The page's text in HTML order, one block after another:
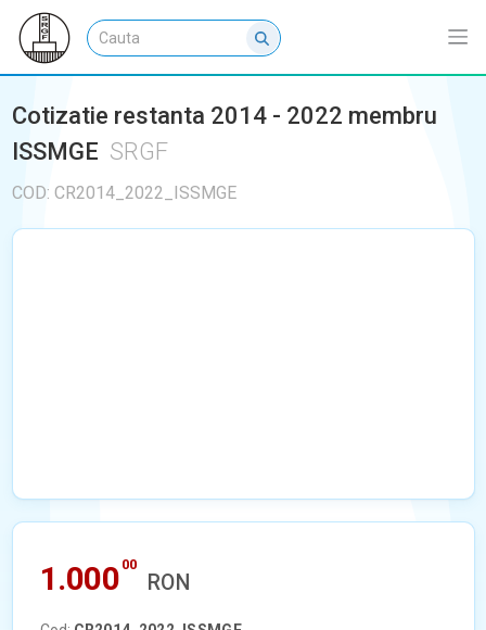
Cotizatie restanta 2014 - 2022 membru
ISSMGE SRGF
COD: CR2014_2022_ISSMGE
1.000 00
RON